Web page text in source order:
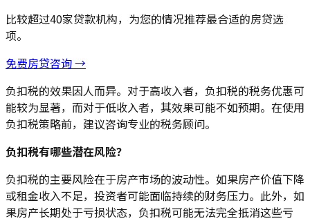
比较超过40家贷款机构，为您的情况推荐最合适的房贷选
项。
免费房贷咨询 →
负扣税的效果因人而异。对于高收入者，负扣税的税务优惠可
能较为显著，而对于低收入者，其效果可能不如预期。在使用
负扣税策略前，建议咨询专业的税务顾问。
负扣税有哪些潜在风险？
负扣税的主要风险在于房产市场的波动性。如果房产价值下降
或租金收入不足，投资者可能面临持续的财务压力。此外，如
果房产长期处于亏损状态，负扣税可能无法完全抵消这些亏